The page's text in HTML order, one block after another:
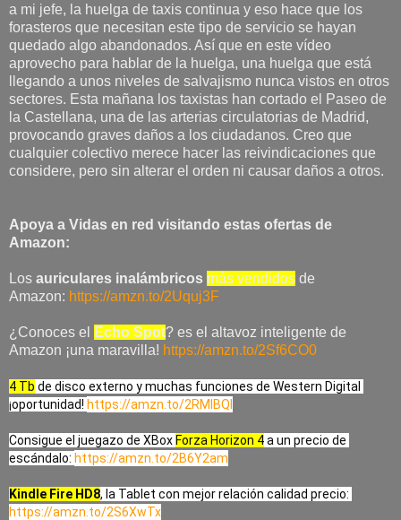
a mi jefe, la huelga de taxis continua y eso hace que los
forasteros que necesitan este tipo de servicio se hayan
quedado algo abandonados. Así que en este vídeo
aprovecho para hablar de la huelga, una huelga que está
llegando a unos niveles de salvajismo nunca vistos en otros
sectores. Esta mañana los taxistas han cortado el Paseo de
la Castellana, una de las arterias circulatorias de Madrid,
provocando graves daños a los ciudadanos. Creo que
cualquier colectivo merece hacer las reivindicaciones que
considere, pero sin alterar el orden ni causar daños a otros.
Apoya a Vidas en red visitando estas ofertas de
Amazon:
Los auriculares inalámbricos más vendidos de
Amazon: https://amzn.to/2Uquj3F
¿Conoces el Echo Spot? es el altavoz inteligente de
Amazon ¡una maravilla! https://amzn.to/2Sf6CO0
4 Tb de disco externo y muchas funciones de Western Digital
¡oportunidad! https://amzn.to/2RMlBQl
Consigue el juegazo de XBox Forza Horizon 4 a un precio de
escándalo: https://amzn.to/2B6Y2am
Kindle Fire HD8, la Tablet con mejor relación calidad precio:
https://amzn.to/2S6XwTx